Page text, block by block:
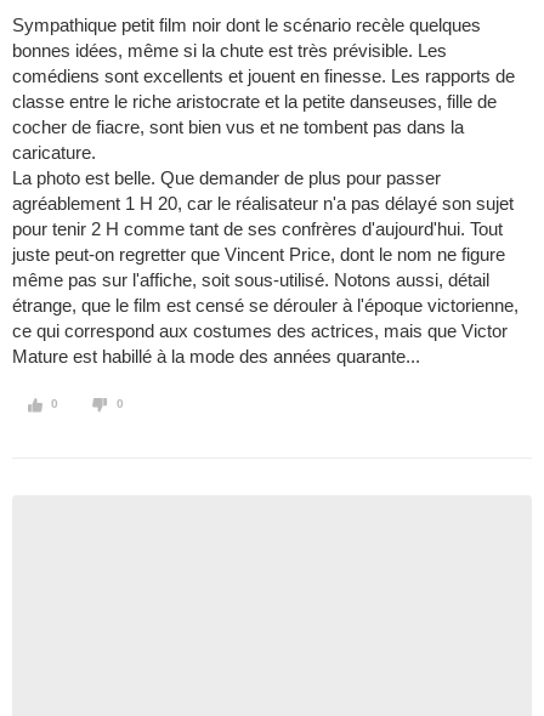
Sympathique petit film noir dont le scénario recèle quelques
bonnes idées, même si la chute est très prévisible. Les
comédiens sont excellents et jouent en finesse. Les rapports de
classe entre le riche aristocrate et la petite danseuses, fille de
cocher de fiacre, sont bien vus et ne tombent pas dans la
caricature.
La photo est belle. Que demander de plus pour passer
agréablement 1 H 20, car le réalisateur n'a pas délayé son sujet
pour tenir 2 H comme tant de ses confrères d'aujourd'hui. Tout
juste peut-on regretter que Vincent Price, dont le nom ne figure
même pas sur l'affiche, soit sous-utilisé. Notons aussi, détail
étrange, que le film est censé se dérouler à l'époque victorienne,
ce qui correspond aux costumes des actrices, mais que Victor
Mature est habillé à la mode des années quarante...
0 0